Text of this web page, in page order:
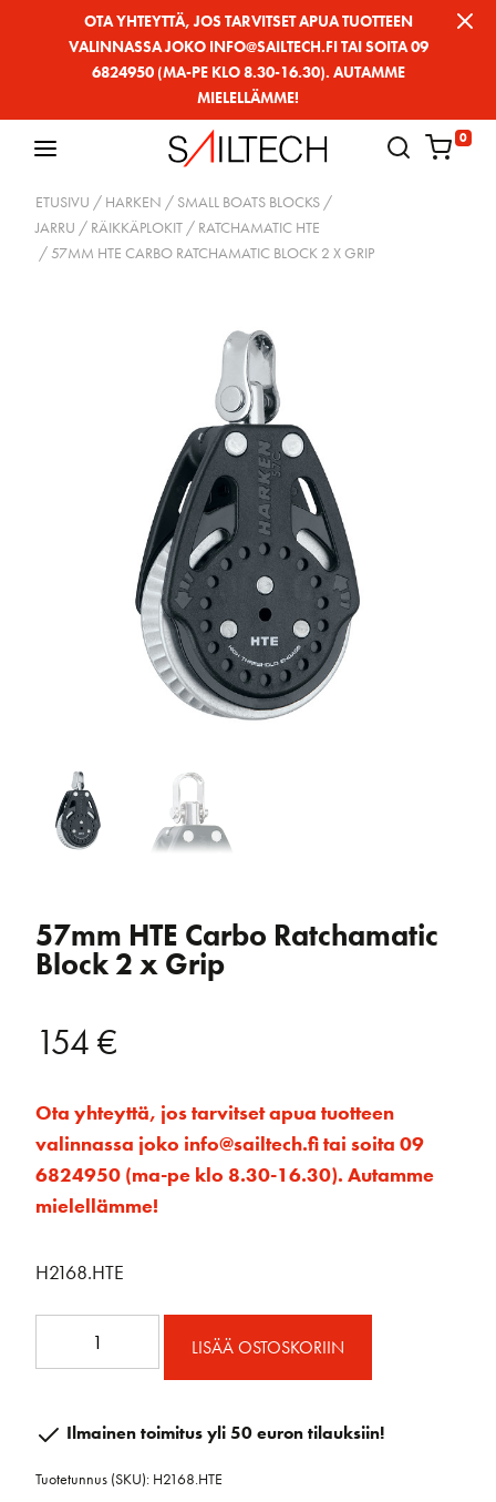
OTA YHTEYTTÄ, JOS TARVITSET APUA TUOTTEEN
VALINNASSA JOKO INFO@SAILTECH.FI TAI SOITA 09
6824950 (MA-PE KLO 8.30-16.30). AUTAMME
MIELELLÄMME!
0
ETUSIVU / HARKEN / SMALL BOATS BLOCKS /
JARRU / RÄIKKÄPLOKIT / RATCHAMATIC HTE
/ 57MM HTE CARBO RATCHAMATIC BLOCK 2 X GRIP
57mm HTE Carbo Ratchamatic
Block 2 x Grip
154€
Ota yhteyttä, jos tarvitset apua tuotteen
valinnassa joko info@sailtech.fi tai soita 09
6824950 (ma-pe klo 8.30-16.30). Autamme
mielellämme!
H2168.HTE
Ratchamatic
2
LISÄÄ OSTOSKORIIN
Ilmainen toimitus yli 50 euron tilauksiin!
Tuotetunnus (SKU): H2168.HTE